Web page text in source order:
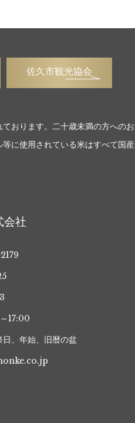
佐久市観光協会
おります。二十歳未満の方への
に使用されている米はすべて国
会社
17:00
、年始、旧暦の盆